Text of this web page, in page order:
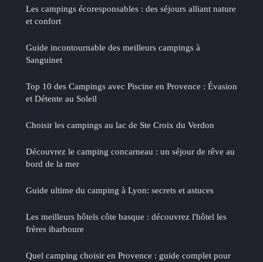
Les campings écoresponsables : des séjours alliant nature
et confort
Guide incontournable des meilleurs campings à
Sanguinet
Top 10 des Campings avec Piscine en Provence : Évasion
et Détente au Soleil
Choisir les campings au lac de Ste Croix du Verdon
Découvrez le camping concarneau : un séjour de rêve au
bord de la mer
Guide ultime du camping à Lyon: secrets et astuces
Les meilleurs hôtels côte basque : découvrez l'hôtel les
frères ibarboure
Quel camping choisir en Provence : guide complet pour